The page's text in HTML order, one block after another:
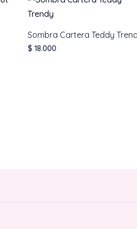
Sombra Cartera Teddy
$ 18.000